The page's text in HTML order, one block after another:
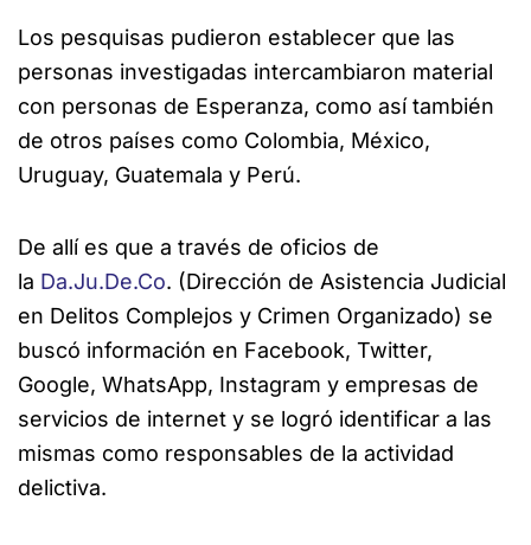
Los pesquisas pudieron establecer que las
personas investigadas intercambiaron material
con personas de Esperanza, como así también
de otros países como Colombia, México,
Uruguay, Guatemala y Perú.
De allí es que a través de oficios de
la Da.Ju.De.Co. (Dirección de Asistencia Judicial
en Delitos Complejos y Crimen Organizado) se
buscó información en Facebook, Twitter,
Google, WhatsApp, Instagram y empresas de
servicios de internet y se logró identificar a las
mismas como responsables de la actividad
delictiva.